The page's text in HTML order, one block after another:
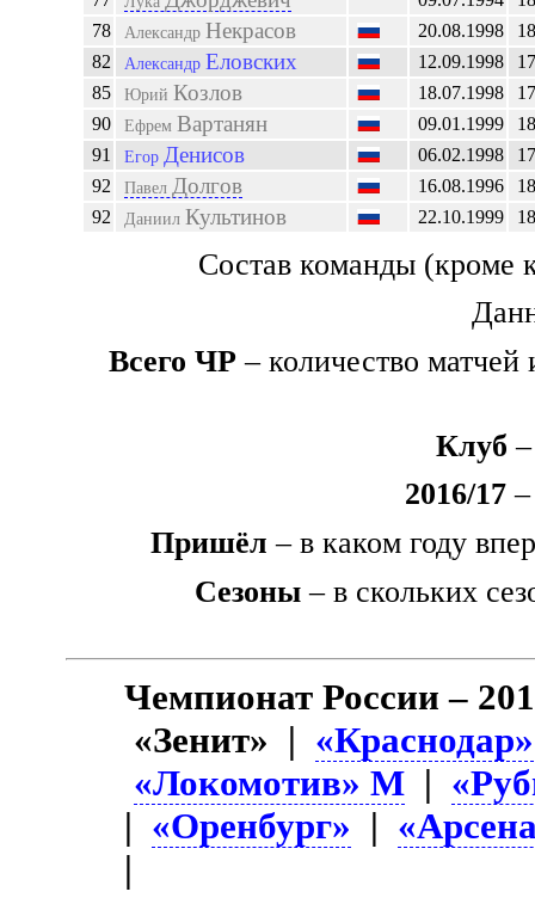
78
Александр Некрасов 20.08.1998
82
Александр Еловских 12.09.1998
85
Юрий Козлов 18.07.1998
90
Ефрем Вартанян 09.01.1999
91
Егор Денисов 06.02.1998
92
Павел Долгов 16.08.1996
92
Даниил Культинов 22.10.1999
Состав команды (кроме
Всего ЧР – количество
Клуб
2016/17 –
Пришёл – в каком году
Сезоны – в скольких
Чемпионат России –
«Зенит» | «Краснодар»
«Локомотив» М |
| «Оренбург» |
|